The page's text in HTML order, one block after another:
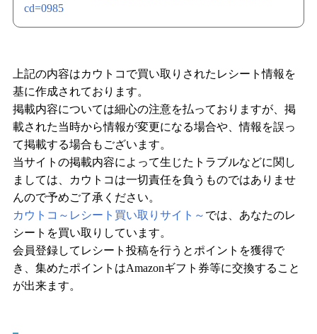
cd=0985
上記の内容はカウトコで買い取りされたレシート情報を
基に作成されております。
掲載内容については細心の注意を払っておりますが、掲
載された当時から情報が変更になる場合や、情報を誤っ
て掲載する場合もございます。
当サイトの掲載内容によって生じたトラブルなどに関し
ましては、カウトコは一切責任を負うものではありませ
んので予めご了承ください。
カウトコ～レシート買い取りサイト～ では、あなたのレ
シートを買い取りしています。
会員登録してレシート投稿を行うとポイントを獲得で
き、集めたポイントはAmazonギフト券等に交換すること
が出来ます。